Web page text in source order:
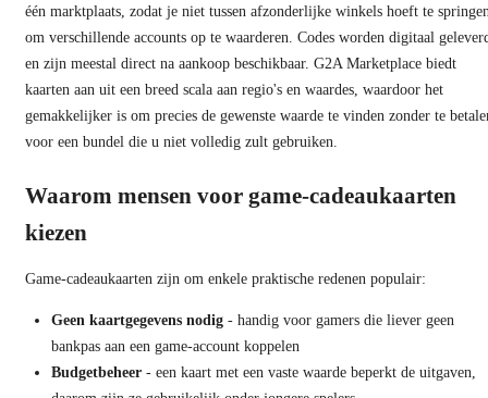
één marktplaats, zodat je niet tussen afzonderlijke winkels hoeft te
om verschillende accounts op te waarderen. Codes worden digitaal
en zijn meestal direct na aankoop beschikbaar. G2A Marketplace biedt
kaarten aan uit een breed scala aan regio's en waardes, waardoor het
gemakkelijker is om precies de gewenste waarde te vinden zonder te
voor een bundel die u niet volledig zult gebruiken.
Waarom mensen voor game-cadeaukaarten
kiezen
Game-cadeaukaarten zijn om enkele praktische redenen populair:
Geen kaartgegevens nodig - handig voor gamers die liever geen
bankpas aan een game-account koppelen
Budgetbeheer - een kaart met een vaste waarde beperkt de uitgaven,